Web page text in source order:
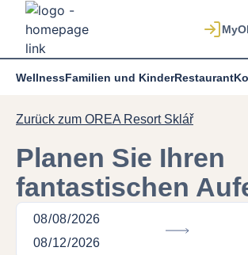
WellnessFamilien und KinderRestaurant
Zurück zum OREA Resort Sklář
Planen Sie Ihren
fantastischen